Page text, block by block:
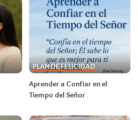
PLAN DE FELICIDAD
Aprender a Confiar en el
Tiempo del Señor